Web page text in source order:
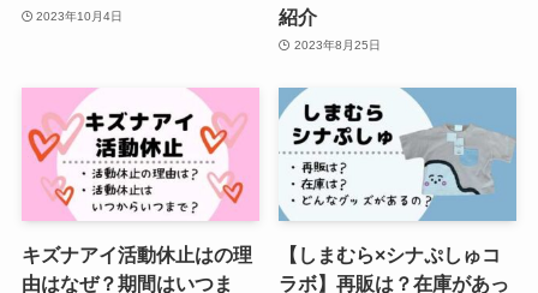
2023年10月4日
紹介
2023年8月25日
キズナアイ活動休止はの理
由はなぜ？期間はいつま
【しまむら×シナぷしゅコ
ラボ】再販は？在庫があっ